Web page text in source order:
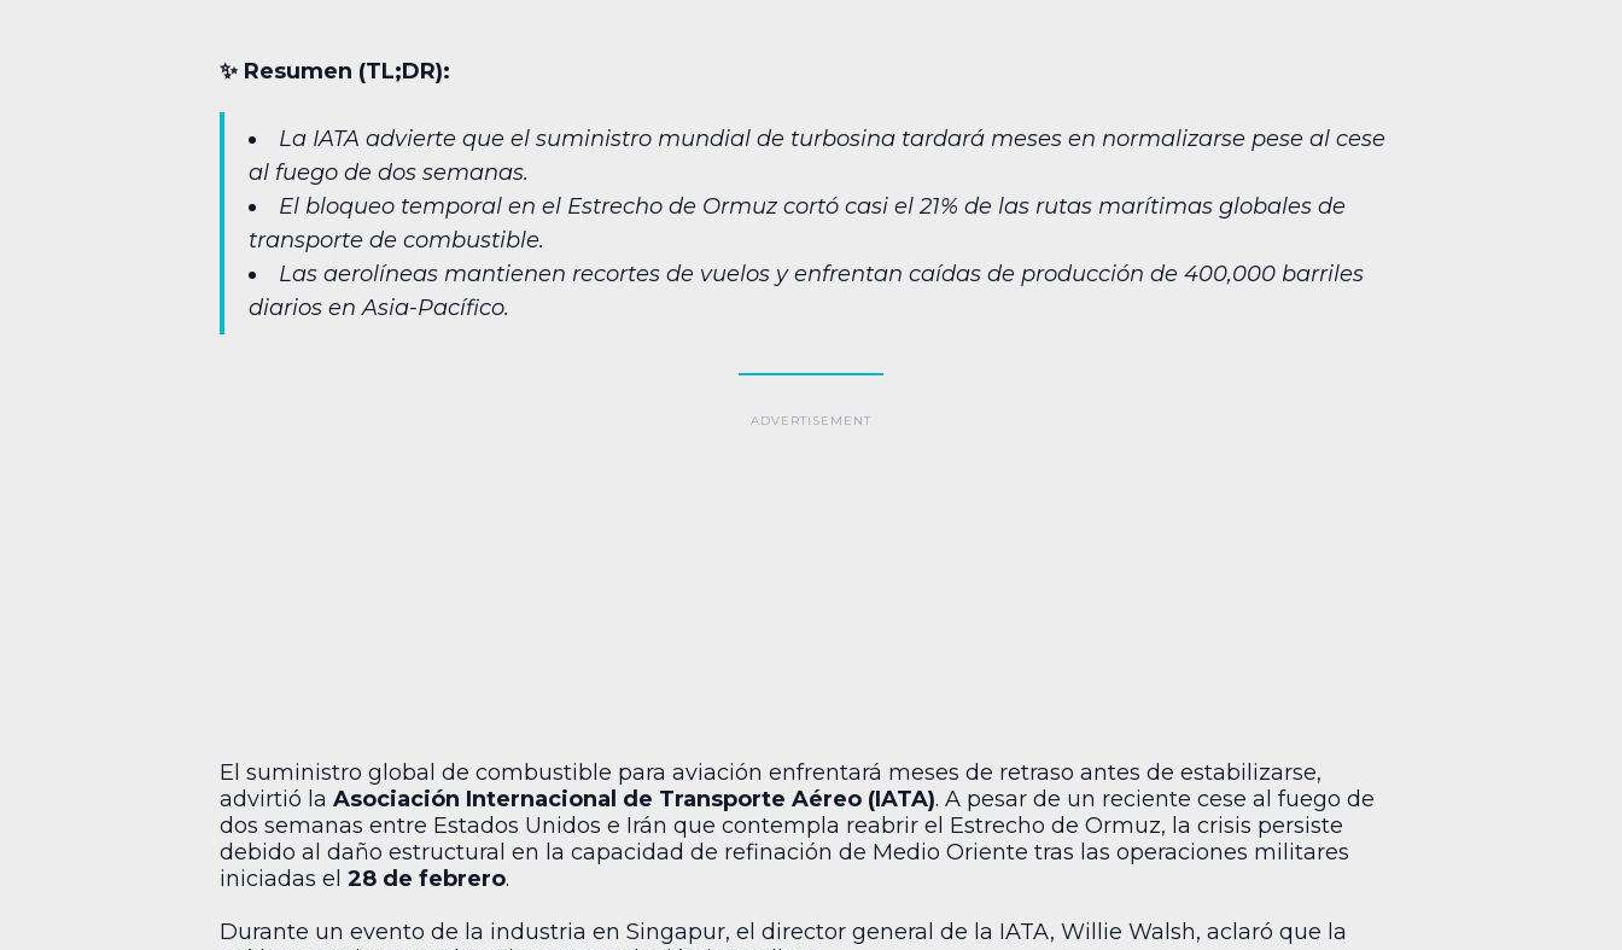
✨︎ Resumen (TL;DR):
La IATA advierte que el suministro mundial de turbosina tardará meses en normalizarse pese al cese
al fuego de dos semanas.
El bloqueo temporal en el Estrecho de Ormuz cortó casi el 21% de las rutas marítimas globales de
transporte de combustible.
Las aerolíneas mantienen recortes de vuelos y enfrentan caídas de producción de 400,000 barriles
diarios en Asia-Pacífico.
El suministro global de combustible para aviación enfrentará meses de retraso antes de estabilizarse,
advirtió la Asociación Internacional de Transporte Aéreo (IATA). A pesar de un reciente cese al fuego de
dos semanas entre Estados Unidos e Irán que contempla reabrir el Estrecho de Ormuz, la crisis persiste
debido al daño estructural en la capacidad de refinación de Medio Oriente tras las operaciones militares
iniciadas el 28 de febrero.
Durante un evento de la industria en Singapur, el director general de la IATA, Willie Walsh, aclaró que la